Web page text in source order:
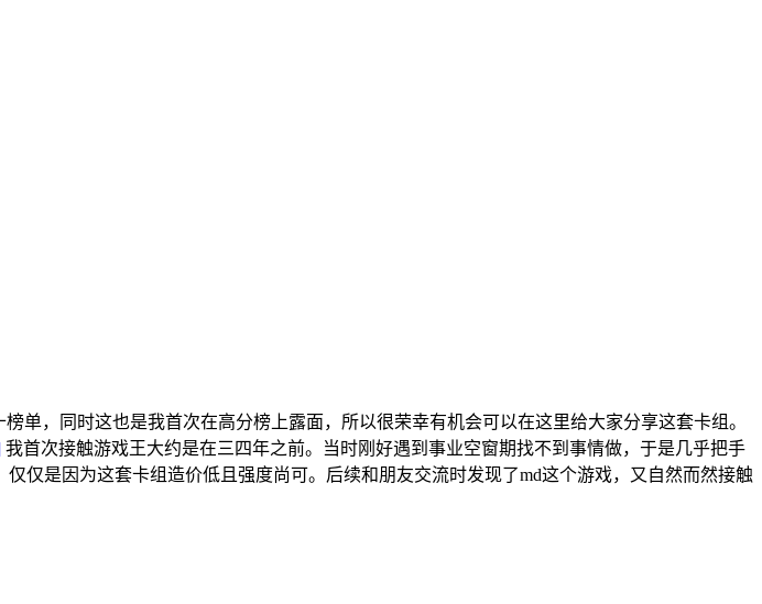
单，同时这也是我首次在高分榜上露面，所以很荣幸有机会可以在这里给大家分享这套卡组。
我首次接触游戏王大约是在三四年之前。当时刚好遇到事业空窗期找不到事情做，于是几乎把手
仅是因为这套卡组造价低且强度尚可。后续和朋友交流时发现了md这个游戏，又自然而然接触